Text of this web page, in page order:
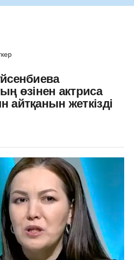
өзінен актриса
жеткізді